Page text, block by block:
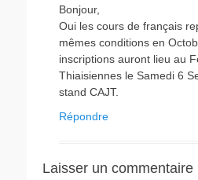
Bonjour,
Oui les cours de français
mêmes conditions en
inscriptions auront lieu au
Thiaisiennes le Samedi 6
stand CAJT.
Répondre
Laisser un commentaire